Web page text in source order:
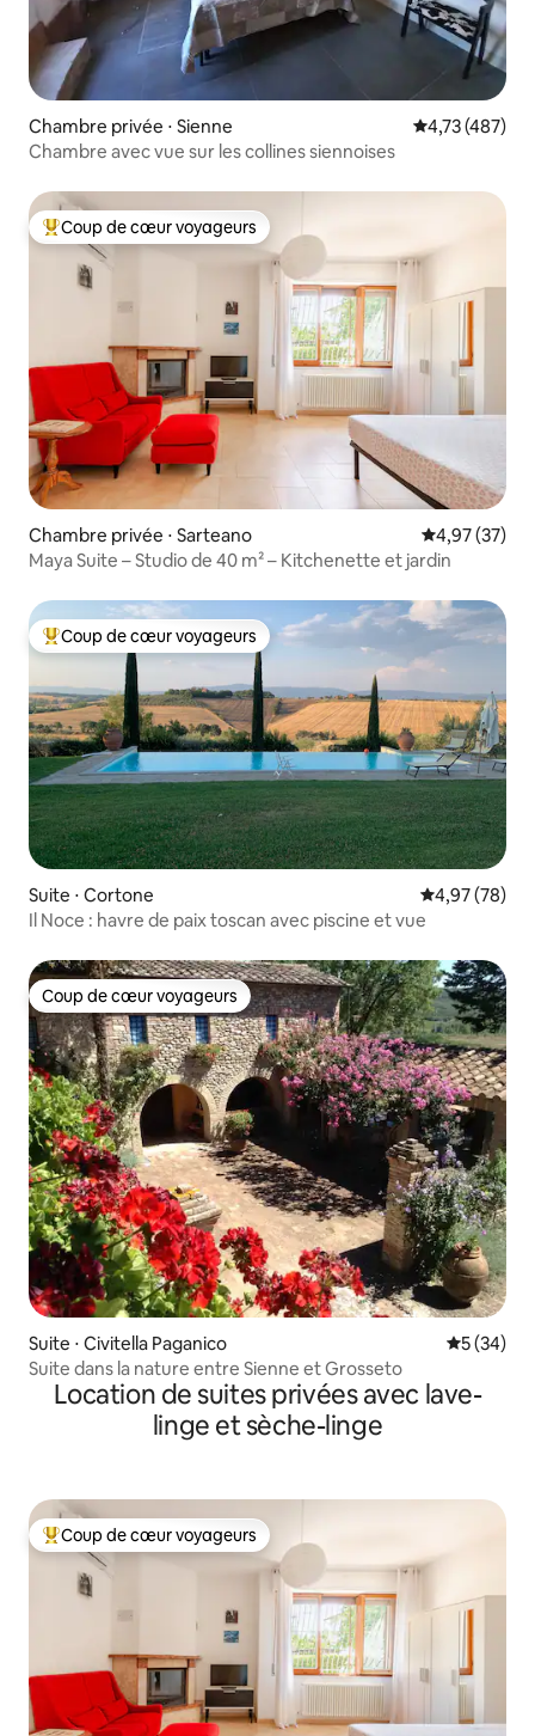
Chambre privée ⋅ Sienne Évaluation
4,73 (487)
Chambre avec vue sur les collines siennoises
Coups de cœur voyageurs les plus appréciés
Coup de cœur voyageurs
Chambre privée ⋅ Sarteano Évaluation
4,97 (37)
Maya Suite – Studio de 40 m² – Kitchenette et jardin
Coups de cœur voyageurs les plus appréciés
Coup de cœur voyageurs
Suite ⋅ Cortone Évaluation
4,97 (78)
Il Noce : havre de paix toscan avec piscine et vue
Coup de cœur voyageurs
Coup de cœur voyageurs
Suite ⋅ Civitella Paganico
5 (34)
Suite dans la nature entre Sienne et Grosseto
Location de suites privées avec lave-
linge et sèche-linge
Coups de cœur voyageurs les plus appréciés
Coup de cœur voyageurs